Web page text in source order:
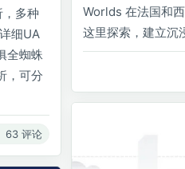
多种
细UA
全蜘蛛
，可分
63 评论
Worlds 在法国和
这里探索，建立沉